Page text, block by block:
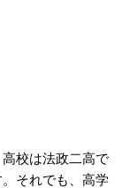
校は法政二高で
それでも、高学